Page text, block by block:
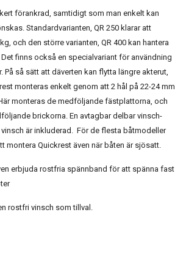
förankrad, samtidigt som man enkelt kan
Standardvarianten, QR 250 klarar att
och den större varianten, QR 400 kan hantera
finns också en specialvariant för användning
så sätt att däverten kan flytta längre akterut,
monteras enkelt genom att 2 hål på 22-24 mm
monteras de medföljande fästplattorna, och
brickorna. En avtagbar delbar vinsch-
är inkluderad. För de flesta båtmodeller
montera Quickrest även när båten är sjösatt.
erbjuda rostfria spännband för att spänna fast
rostfri vinsch som tillval.